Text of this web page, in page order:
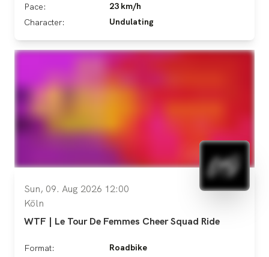
Pace:
23 km/h
Character:
Undulating
Sun, 09. Aug 2026 12:00
Köln
WTF | Le Tour De Femmes Cheer Squad Ride
Format:
Roadbike